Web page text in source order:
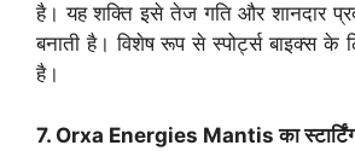
है। यह शक्ति इसे तेज गति और शानदार
बनाती है। विशेष रूप से स्पोर्ट्स बाइक्स के
है।
7. Orxa Energies Mantis का